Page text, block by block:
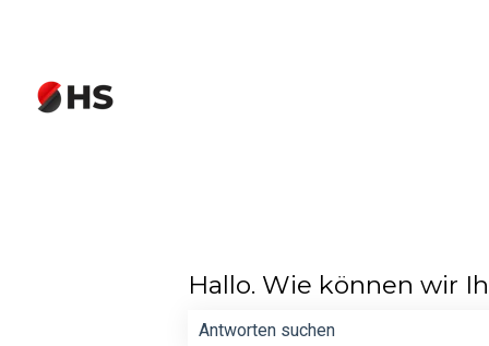
Hallo. Wie können wir